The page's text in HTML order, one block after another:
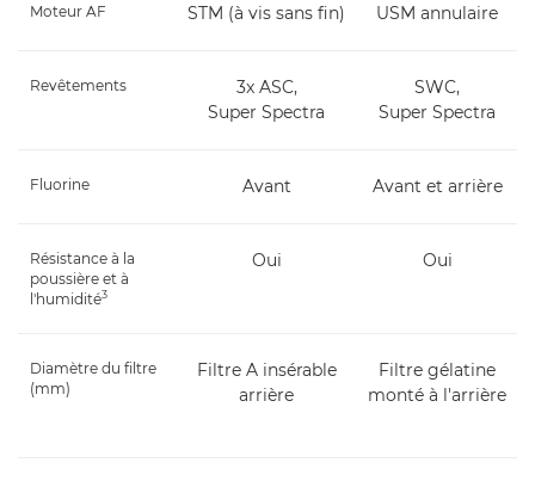
Moteur AF STM (à vis sans fin) USM annulaire
Revêtements
3x ASC,
Super Spectra
SWC,
Super Spectra
Fluorine Avant Avant et arrière
Résistance à la
poussière et à
l'humidité3
Oui Oui
Diamètre du filtre
(mm)
Filtre A insérable
arrière
Filtre gélatine
monté à l'arrière